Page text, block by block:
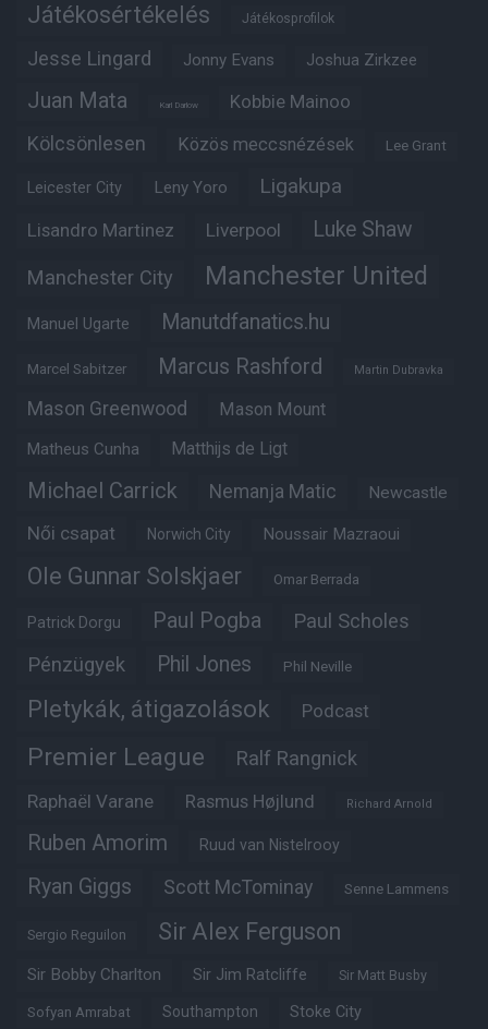
Játékosértékelés Játékosprofilok
Jesse Lingard Jonny Evans Joshua Zirkzee
Juan Mata Karl Darlow Kobbie Mainoo
Kölcsönlesen Közös meccsnézések Lee Grant
Leicester City Leny Yoro Ligakupa
Lisandro Martinez Liverpool Luke Shaw
Manchester City Manchester United
Manuel Ugarte Manutdfanatics.hu
Marcel Sabitzer Marcus Rashford Martin Dubravka
Mason Greenwood Mason Mount
Matheus Cunha Matthijs de Ligt
Michael Carrick Nemanja Matic Newcastle
Női csapat Norwich City Noussair Mazraoui
Ole Gunnar Solskjaer Omar Berrada
Patrick Dorgu Paul Pogba Paul Scholes
Pénzügyek Phil Jones Phil Neville
Pletykák, átigazolások Podcast
Premier League Ralf Rangnick
Raphaël Varane Rasmus Højlund Richard Arnold
Ruben Amorim Ruud van Nistelrooy
Ryan Giggs Scott McTominay Senne Lammens
Sergio Reguilon Sir Alex Ferguson
Sir Bobby Charlton Sir Jim Ratcliffe Sir Matt Busby
Sofyan Amrabat Southampton Stoke City